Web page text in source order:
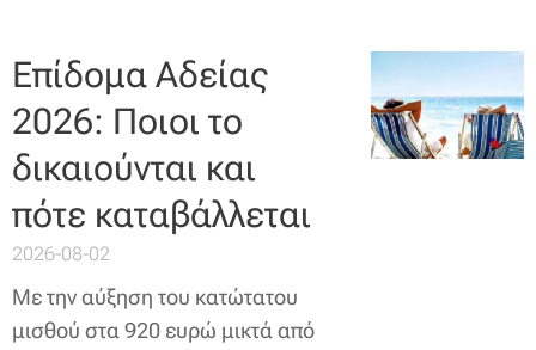
Επίδομα Αδείας
2026: Ποιοι το
δικαιούνται και
πότε καταβάλλεται
2026-08-02
Με την αύξηση του κατώτατου
μισθού στα 920 ευρώ μικτά από